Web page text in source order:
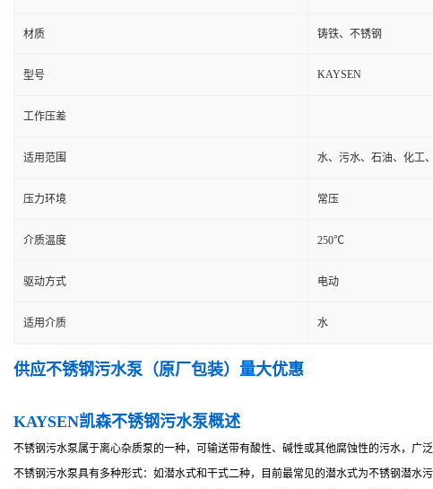
材质 铸铁、不锈钢
型号 KAYSEN
工作压差
适用范围 水、污水、石油、化工
压力环境 常压
介质温度 250℃
驱动方式 电动
适用介质 水
供应不锈钢污水泵（原厂包装）量大优惠
KAYSEN凯森不锈钢污水泵概述
不锈钢污水泵属于离心杂质泵的一种，可输送带有酸性、碱性或其他腐蚀性的污水，广
不锈钢污水泵具有多种形式：如潜水式和干式二种，目前最常见的潜水式为不锈钢潜水